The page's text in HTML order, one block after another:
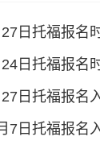
日托福报名
日托福报名
日托福报名
7日托福报名